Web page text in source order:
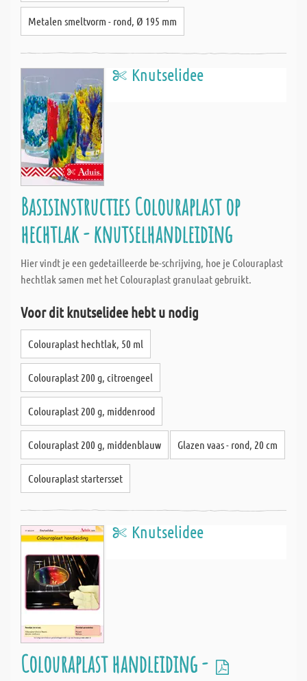
Metalen smeltvorm - rond, Ø 195 mm
Knutselidee
Basisinstructies Colouraplast op
hechtlak - knutselhandleiding
Hier vindt je een gedetailleerde be-schrijving, hoe je Colouraplast
hechtlak samen met het Colouraplast granulaat gebruikt.
Voor dit knutselidee hebt u nodig
Colouraplast hechtlak, 50 ml
Colouraplast 200 g, citroengeel
Colouraplast 200 g, middenrood
Colouraplast 200 g, middenblauw Glazen vaas - rond, 20 cm
Colouraplast startersset
Knutselidee
Colouraplast handleiding -